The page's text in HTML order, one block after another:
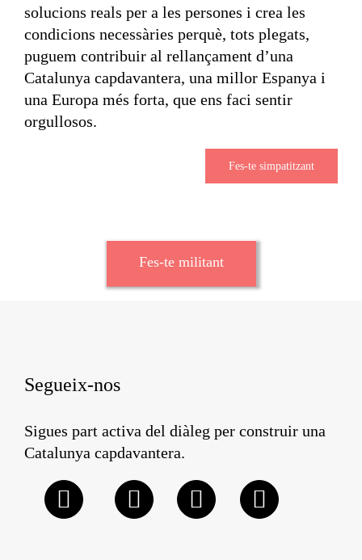
solucions reals per a les persones i crea les
condicions necessàries perquè, tots plegats,
puguem contribuir al rellançament d’una
Catalunya capdavantera, una millor Espanya i
una Europa més forta, que ens faci sentir
orgullosos.
Fes-te simpatitzant
Fes-te militant
Segueix-nos
Sigues part activa del diàleg per construir una
Catalunya capdavantera.